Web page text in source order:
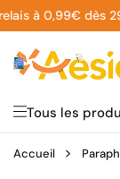
Aller
au
contenu
0,99€ dès 29€
Tous les
Accueil